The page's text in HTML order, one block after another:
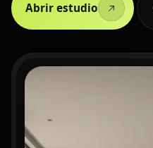
Abrir estudio